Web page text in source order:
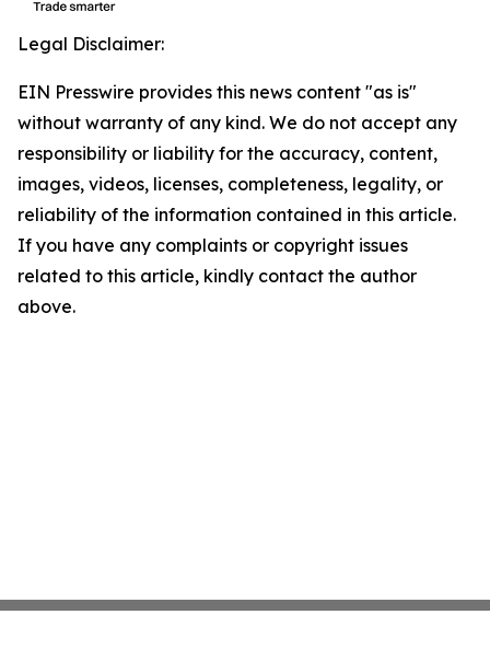
Legal Disclaimer:
EIN Presswire provides this news content "as is"
without warranty of any kind. We do not accept any
responsibility or liability for the accuracy, content,
images, videos, licenses, completeness, legality, or
reliability of the information contained in this article.
If you have any complaints or copyright issues
related to this article, kindly contact the author
above.